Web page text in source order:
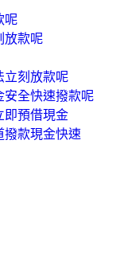
呢
放款呢
立刻放款呢
安全快速撥款呢
即預借現金
撥款現金快速